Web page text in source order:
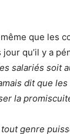
que les
qu’il y a
salariés soit
dit que
la
genre